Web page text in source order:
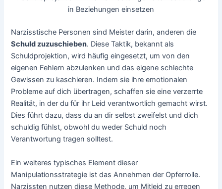
in Beziehungen einsetzen
Narzisstische Personen sind Meister darin, anderen die
Schuld zuzuschieben. Diese Taktik, bekannt als
Schuldprojektion, wird häufig eingesetzt, um von den
eigenen Fehlern abzulenken und das eigene schlechte
Gewissen zu kaschieren. Indem sie ihre emotionalen
Probleme auf dich übertragen, schaffen sie eine verzerrte
Realität, in der du für ihr Leid verantwortlich gemacht wirst.
Dies führt dazu, dass du an dir selbst zweifelst und dich
schuldig fühlst, obwohl du weder Schuld noch
Verantwortung tragen solltest.
Ein weiteres typisches Element dieser
Manipulationsstrategie ist das Annehmen der Opferrolle.
Narzissten nutzen diese Methode, um Mitleid zu erregen